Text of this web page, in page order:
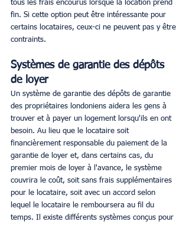
tous les frais encourus lorsque la location prend
fin. Si cette option peut être intéressante pour
certains locataires, ceux-ci ne peuvent pas y être
contraints.
Systèmes de garantie des dépôts
de loyer
Un système de garantie des dépôts de garantie
des propriétaires londoniens aidera les gens à
trouver et à payer un logement lorsqu'ils en ont
besoin. Au lieu que le locataire soit
financièrement responsable du paiement de la
garantie de loyer et, dans certains cas, du
premier mois de loyer à l'avance, le système
couvrira le coût, soit sans frais supplémentaires
pour le locataire, soit avec un accord selon
lequel le locataire le remboursera au fil du
temps. Il existe différents systèmes conçus pour